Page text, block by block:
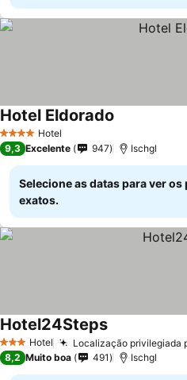
4 EstrelasHotel
Hotel Eldorado
9,3 Excelente 947 Ischgl
Selecione as datas para ver os
exatos.
3 EstrelasHotel Localização privilegiada
Hotel24StepsVer preços
8,2 Muito boa 491 Ischgl